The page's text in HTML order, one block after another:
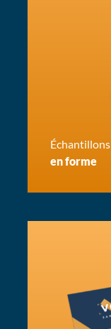
Échantillons
en forme